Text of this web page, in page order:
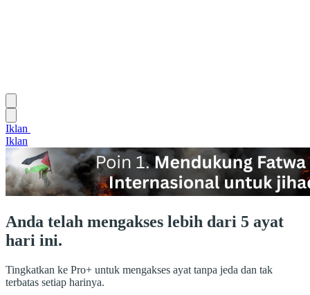
Iklan
Iklan
Anda telah mengakses lebih dari 5 ayat
hari ini.